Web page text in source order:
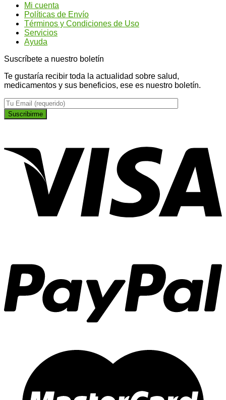
Ginseng?
Mi cuenta
Políticas de Envío
Términos y Condiciones de Uso
Servicios
Ayuda
Suscríbete a nuestro boletín
Te gustaría recibir toda la actualidad sobre salud,
medicamentos y sus beneficios, ese es nuestro boletín.